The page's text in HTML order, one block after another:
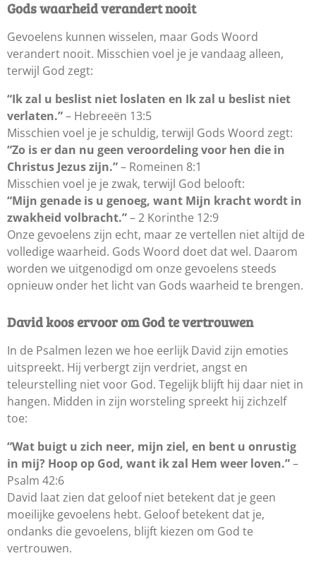
Gods waarheid verandert nooit
Gevoelens kunnen wisselen, maar Gods Woord
verandert nooit. Misschien voel je je vandaag alleen,
terwijl God zegt:
“Ik zal u beslist niet loslaten en Ik zal u beslist niet
verlaten.”– Hebreeën 13:5
Misschien voel je je schuldig, terwijl Gods Woord zegt:
“Zo is er dan nu geen veroordeling voor hen die in
Christus Jezus zijn.”– Romeinen 8:1
Misschien voel je je zwak, terwijl God belooft:
“Mijn genade is u genoeg, want Mijn kracht wordt in
zwakheid volbracht.”– 2 Korinthe 12:9
Onze gevoelens zijn echt, maar ze vertellen niet altijd de
volledige waarheid. Gods Woord doet dat wel. Daarom
worden we uitgenodigd om onze gevoelens steeds
opnieuw onder het licht van Gods waarheid te brengen.
David koos ervoor om God te vertrouwen
In de Psalmen lezen we hoe eerlijk David zijn emoties
uitspreekt. Hij verbergt zijn verdriet, angst en
teleurstelling niet voor God. Tegelijk blijft hij daar niet in
hangen. Midden in zijn worsteling spreekt hij zichzelf
toe:
“Wat buigt u zich neer, mijn ziel, en bent u onrustig
in mij? Hoop op God, want ik zal Hem weer loven.”–
Psalm 42:6
David laat zien dat geloof niet betekent dat je geen
moeilijke gevoelens hebt. Geloof betekent dat je,
ondanks die gevoelens, blijft kiezen om God te
vertrouwen.